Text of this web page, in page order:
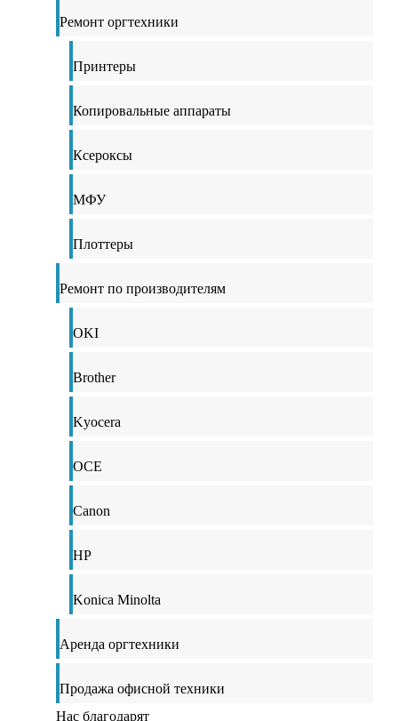
Ремонт оргтехники
Принтеры
Копировальные аппараты
Ксероксы
МФУ
Плоттеры
Ремонт по производителям
OKI
Brother
Kyocera
OCE
Canon
HP
Konica Minolta
Аренда оргтехники
Продажа офисной техники
Нас благодарят